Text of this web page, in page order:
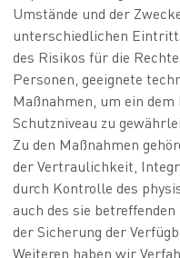
Umstände und der
unterschiedlichen
des Risikos für die
Personen, geeignete
Maßnahmen, um ein
Schutzniveau zu
Zu den Maßnahmen
der Vertraulichkeit,
durch Kontrolle des
auch des sie
der Sicherung der
Weiteren haben wir